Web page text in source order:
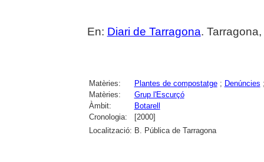
En: Diari de Tarragona.
Matèries: Plantes de compostatge; Denúncies
Matèries:
Grup l'Escurçó
Àmbit:
Botarell
Cronologia:
[2000]
Localització: B. Pública de Tarragona